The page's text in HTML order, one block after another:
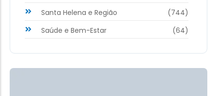
Santa Helena e Região
(744)
Saúde e Bem-Estar
(64)